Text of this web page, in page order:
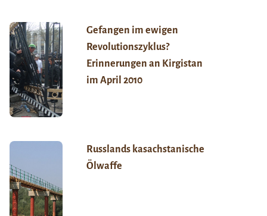
Gefangen im ewigen
Revolutionszyklus?
Erinnerungen an Kirgistan
im April 2010
Russlands kasachstanische
Ölwaffe